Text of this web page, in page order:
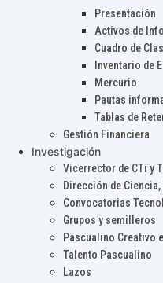
Presentación
Activos de
Cuadro de
Inventario de
Mercurio
Pautas
Tablas de
Gestión Financiera
Investigación
Vicerrector de CTi y
Dirección de
Convocatorias
Grupos y semilleros
Pascualino Creativo
Talento Pascualino
Lazos